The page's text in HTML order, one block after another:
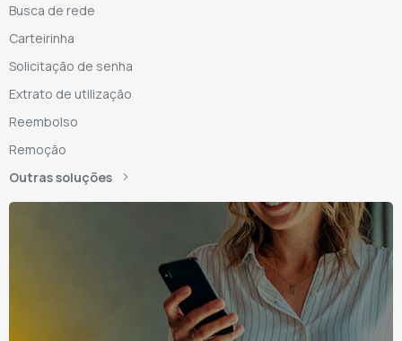
Busca de rede
Carteirinha
Solicitação de senha
Extrato de utilização
Reembolso
Remoção
Outras soluções